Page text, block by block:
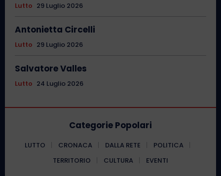
Lutto 29 Luglio 2026
Antonietta Circelli
Lutto 29 Luglio 2026
Salvatore Valles
Lutto 24 Luglio 2026
Categorie Popolari
LUTTO CRONACA DALLA RETE
POLITICA
TERRITORIO
CULTURA EVENTI